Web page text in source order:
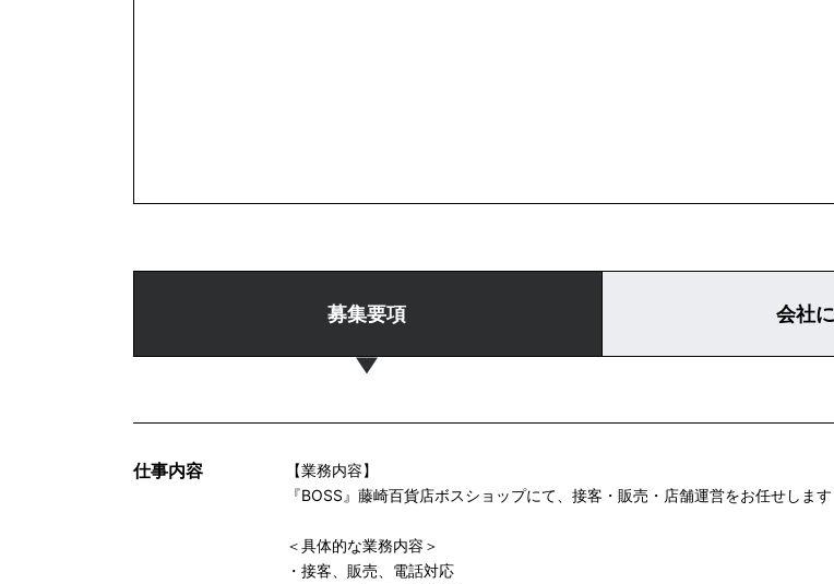
募集要項 会社
仕事内容
【業務内容】
『BOSS』藤崎百貨店ボスショップにて、接客・販売・店舗運営をお任せします
＜具体的な業務内容＞
・接客、販売、電話対応